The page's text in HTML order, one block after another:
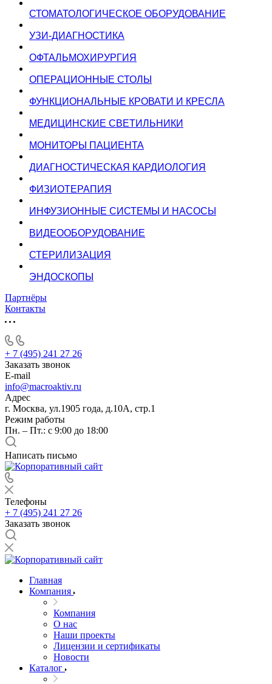
СТОМАТОЛОГИЧЕСКОЕ ОБОРУДОВАНИЕ
УЗИ-ДИАГНОСТИКА
ОФТАЛЬМОХИРУРГИЯ
ОПЕРАЦИОННЫЕ СТОЛЫ
ФУНКЦИОНАЛЬНЫЕ КРОВАТИ И КРЕСЛА
МЕДИЦИНСКИЕ СВЕТИЛЬНИКИ
МОНИТОРЫ ПАЦИЕНТА
ДИАГНОСТИЧЕСКАЯ КАРДИОЛОГИЯ
ФИЗИОТЕРАПИЯ
ИНФУЗИОННЫЕ СИСТЕМЫ И НАСОСЫ
ВИДЕООБОРУДОВАНИЕ
СТЕРИЛИЗАЦИЯ
ЭНДОСКОПЫ
Партнёры
Контакты
+ 7 (495) 241 27 26
Заказать звонок
E-mail
info@macroaktiv.ru
Адрес
г. Москва, ул.1905 года, д.10А, стр.1
Режим работы
Пн. – Пт.: с 9:00 до 18:00
Написать письмо
Телефоны
+ 7 (495) 241 27 26
Заказать звонок
Главная
Компания
Компания
О нас
Наши проекты
Лицензии и сертификаты
Новости
Каталог